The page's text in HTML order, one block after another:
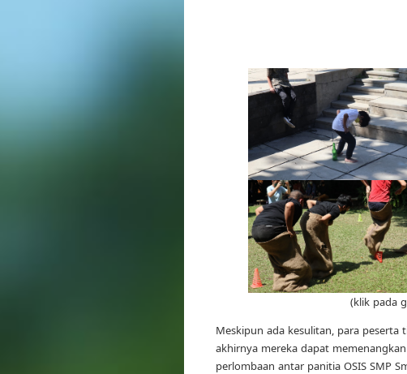
(klik pada
Meskipun ada kesulitan, para
akhirnya mereka dapat
perlombaan antar panitia OSIS SMP